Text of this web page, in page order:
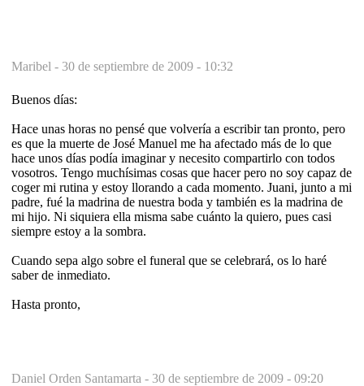
Maribel - 30 de septiembre de 2009 - 10:32
Buenos días:
Hace unas horas no pensé que volvería a escribir tan pronto, pero
es que la muerte de José Manuel me ha afectado más de lo que
hace unos días podía imaginar y necesito compartirlo con todos
vosotros. Tengo muchísimas cosas que hacer pero no soy capaz de
coger mi rutina y estoy llorando a cada momento. Juani, junto a mi
padre, fué la madrina de nuestra boda y también es la madrina de
mi hijo. Ni siquiera ella misma sabe cuánto la quiero, pues casi
siempre estoy a la sombra.
Cuando sepa algo sobre el funeral que se celebrará, os lo haré
saber de inmediato.
Hasta pronto,
Daniel Orden Santamarta - 30 de septiembre de 2009 - 09:20